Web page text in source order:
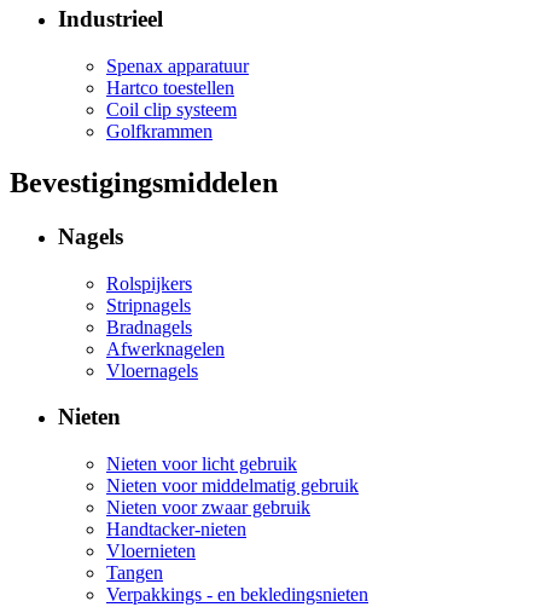
Industrieel
Spenax apparatuur
Hartco toestellen
Coil clip systeem
Golfkrammen
Bevestigingsmiddelen
Nagels
Rolspijkers
Stripnagels
Bradnagels
Afwerknagelen
Vloernagels
Nieten
Nieten voor licht gebruik
Nieten voor middelmatig gebruik
Nieten voor zwaar gebruik
Handtacker-nieten
Vloernieten
Tangen
Verpakkings - en bekledingsnieten